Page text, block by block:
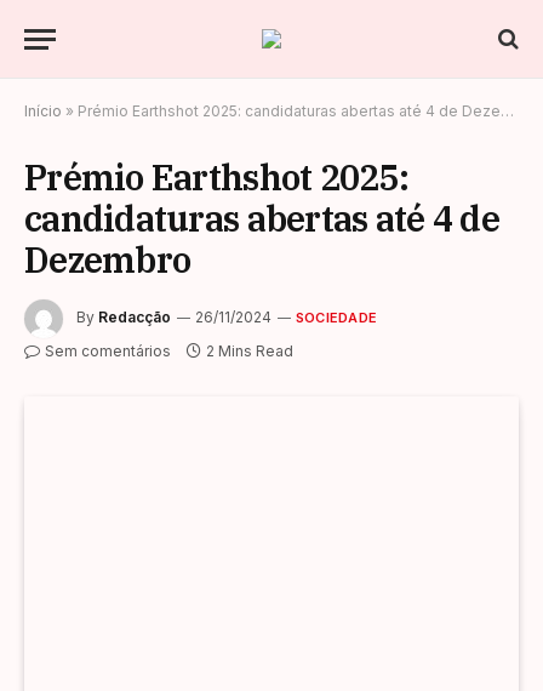
Início » Prémio Earthshot 2025: candidaturas abertas até 4 de Dezembro
Prémio Earthshot 2025:
candidaturas abertas até 4 de
Dezembro
By Redacção 26/11/2024 SOCIEDADE
Sem comentários 2 Mins Read